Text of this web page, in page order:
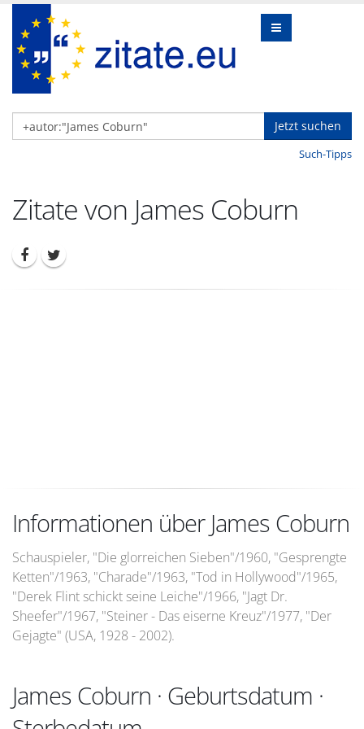
Jetzt suchen
Such-Tipps
Zitate von James Coburn
Informationen über James Coburn
Schauspieler, "Die glorreichen Sieben"/1960, "Gesprengte
Ketten"/1963, "Charade"/1963, "Tod in Hollywood"/1965,
"Derek Flint schickt seine Leiche"/1966, "Jagt Dr.
Sheefer"/1967, "Steiner - Das eiserne Kreuz"/1977, "Der
Gejagte" (USA, 1928 - 2002).
James Coburn · Geburtsdatum ·